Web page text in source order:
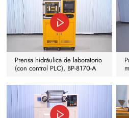
Prensa hidráulica de laboratorio
(con control PLC), BP-8170-A